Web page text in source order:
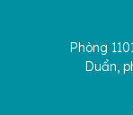
Phòng
Duẩn,